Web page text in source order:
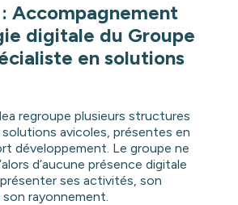
Accompagnement
digitale du Groupe
en solutions
regroupe plusieurs structures
avicoles, présentes en
développement. Le groupe ne
d’aucune présence digitale
ses activités, son
rayonnement.